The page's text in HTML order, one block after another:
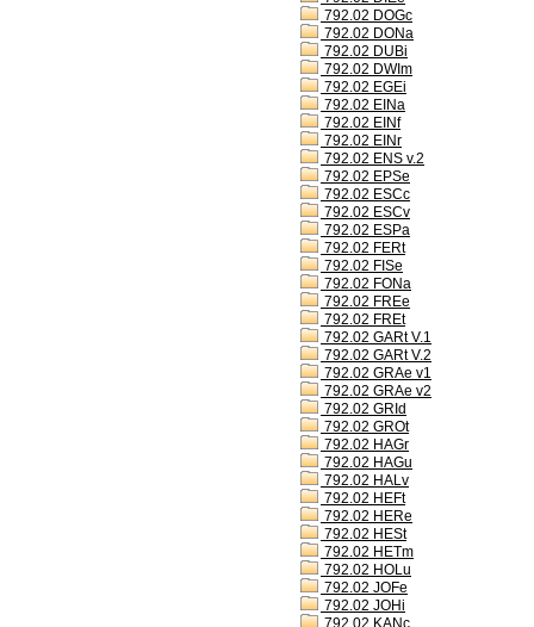
792.02 DOGc
792.02 DONa
792.02 DUBi
792.02 DWIm
792.02 EGEi
792.02 EINa
792.02 EINf
792.02 EINr
792.02 ENS v.2
792.02 EPSe
792.02 ESCc
792.02 ESCv
792.02 ESPa
792.02 FERt
792.02 FISe
792.02 FONa
792.02 FREe
792.02 FREt
792.02 GARt V.1
792.02 GARt V.2
792.02 GRAe v1
792.02 GRAe v2
792.02 GRId
792.02 GROt
792.02 HAGr
792.02 HAGu
792.02 HALv
792.02 HEFt
792.02 HERe
792.02 HESt
792.02 HETm
792.02 HOLu
792.02 JOFe
792.02 JOHi
792.02 KANc